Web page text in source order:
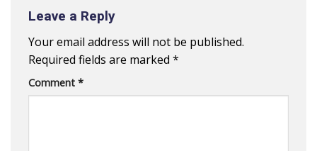
Leave a Reply
Your email address will not be published.
Required fields are marked *
Comment *